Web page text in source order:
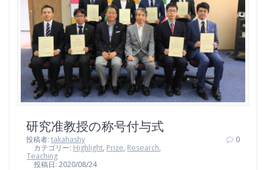
研究准教授の称号付与式
投稿者: takahashy
カテゴリー: Highlight, Prize, Research,
Teaching
投稿日: 2020/08/24
0